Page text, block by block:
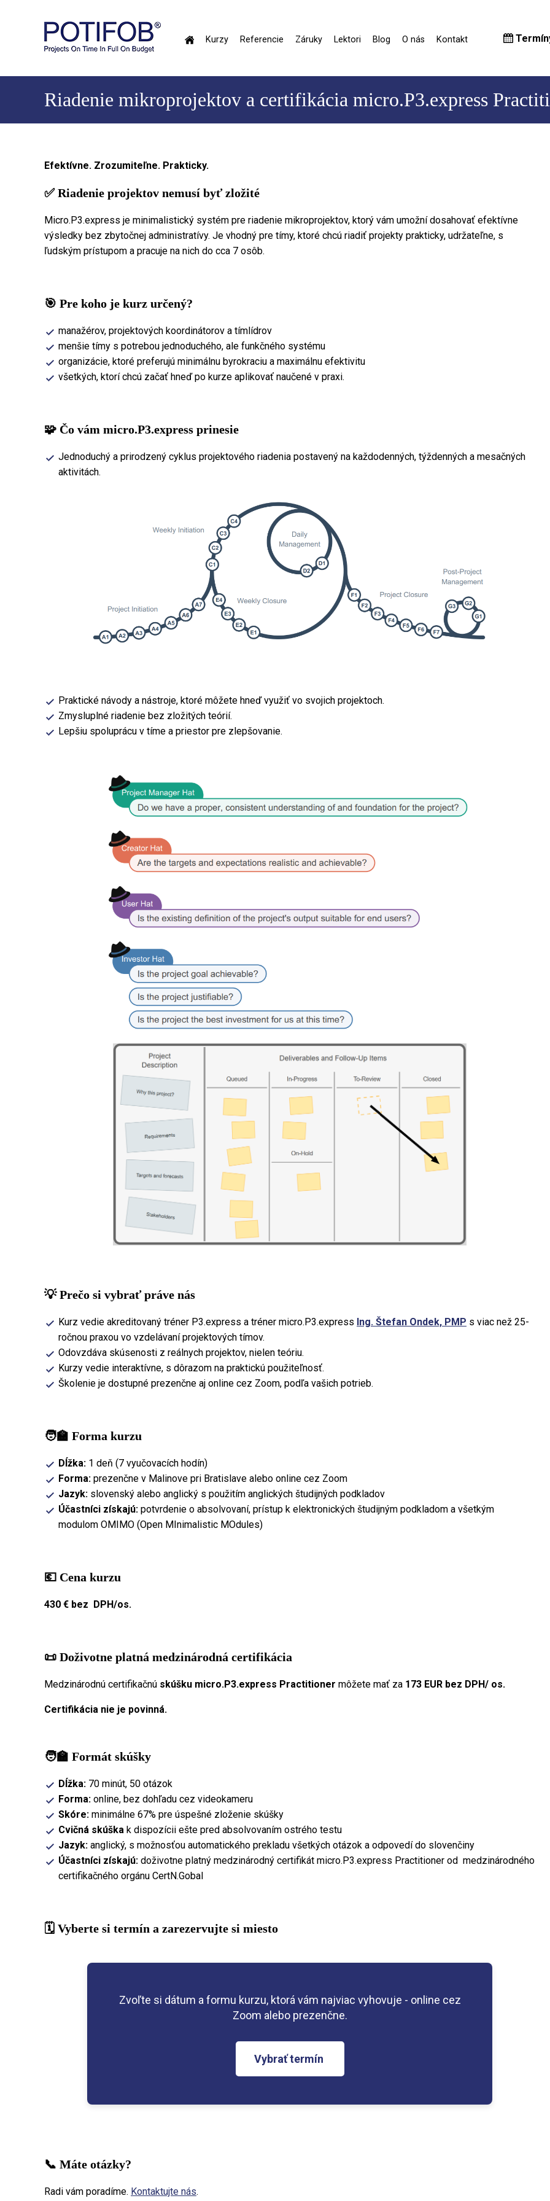
Hlavné
menu
Kurzy Referencie Záruky Lektori Blog O nás Kontakt
Riadenie mikroprojektov a certifikácia micro.P3.express
Efektívne. Zrozumiteľne. Prakticky.
✅ Riadenie projektov nemusí byť zložité
Micro.P3.express je minimalistický systém pre riadenie mikroprojektov, ktorý vám umožní dosahovať efektívne
výsledky bez zbytočnej administratívy. Je vhodný pre tímy, ktoré chcú riadiť projekty prakticky, udržateľne, s
ľudským prístupom a pracuje na nich do cca 7 osôb.
🎯 Pre koho je kurz určený?
manažérov, projektových koordinátorov a tímlídrov
menšie tímy s potrebou jednoduchého, ale funkčného systému
organizácie, ktoré preferujú minimálnu byrokraciu a maximálnu efektivitu
všetkých, ktorí chcú začať hneď po kurze aplikovať naučené v praxi.
🧩 Čo vám micro.P3.express prinesie
Jednoduchý a prirodzený cyklus projektového riadenia postavený na každodenných, týždenných a mesačných
aktivitách.
Praktické návody a nástroje, ktoré môžete hneď využiť vo svojich projektoch.
Zmysluplné riadenie bez zložitých teórií.
Lepšiu spoluprácu v tíme a priestor pre zlepšovanie.
💡 Prečo si vybrať práve nás
Kurz vedie akreditovaný tréner P3.express a tréner micro.P3.express Ing. Štefan Ondek, PMP s viac než 25-
ročnou praxou vo vzdelávaní projektových tímov.
Odovzdáva skúsenosti z reálnych projektov, nielen teóriu.
Kurzy vedie interaktívne, s dôrazom na praktickú použiteľnosť.
Školenie je dostupné prezenčne aj online cez Zoom, podľa vašich potrieb.
🧑‍🏫 Forma kurzu
Dĺžka: 1 deň (7 vyučovacích hodín)
Forma: prezenčne v Malinove pri Bratislave alebo online cez Zoom
Jazyk: slovenský alebo anglický s použitím anglických študijných podkladov
Účastníci získajú: potvrdenie o absolvovaní, prístup k elektronických študijným podkladom a všetkým
modulom OMIMO (Open MInimalistic MOdules)
💶 Cena kurzu
430 € bez DPH/os.
📜 Doživotne platná medzinárodná certifikácia
Medzinárodnú certifikačnú skúšku micro.P3.express Practitioner môžete mať za 173 EUR bez DPH/ os.
Certifikácia nie je povinná.
🧑‍🏫 Formát skúšky
Dĺžka: 70 minút, 50 otázok
Forma: online, bez dohľadu cez videokameru
Skóre: minimálne 67% pre úspešné zloženie skúšky
Cvičná skúška k dispozícii ešte pred absolvovaním ostrého testu
Jazyk: anglický, s možnosťou automatického prekladu všetkých otázok a odpovedí do slovenčiny
Účastníci získajú: doživotne platný medzinárodný certifikát micro.P3.express Practitioner od medzinárodného
certifikačného orgánu CertN.Gobal
🗓️ Vyberte si termín a zarezervujte si miesto
Zvoľte si dátum a formu kurzu, ktorá vám najviac vyhovuje - online cez
Zoom alebo prezenčne.
Vybrať termín
📞 Máte otázky?
Radi vám poradíme. Kontaktujte nás.